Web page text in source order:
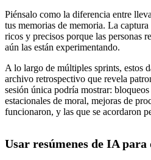
Piénsalo como la diferencia entre
tus memorias de memoria. La
ricos y precisos porque las personas
aún las están experimentando.
A lo largo de múltiples sprints, estos
archivo retrospectivo que revela
sesión única podría mostrar:
estacionales de moral, mejoras de
funcionaron, y las que se acordaron
Usar resúmenes de IA